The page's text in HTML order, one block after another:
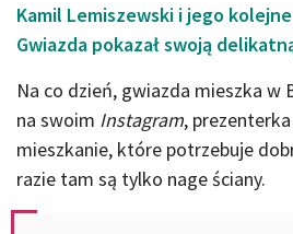
Kamil Lemiszewski i jego
Gwiazda pokazał swoją
Na co dzień, gwiazda mieszka w
na swoim Instagram,
mieszkanie, które potrzebuje
razie tam są tylko nage ściany.